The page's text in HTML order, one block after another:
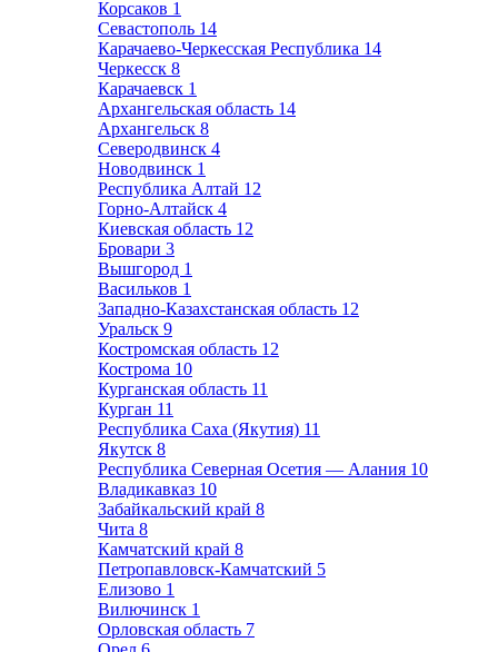
Корсаков 1
Севастополь 14
Карачаево-Черкесская Республика 14
Черкесск 8
Карачаевск 1
Архангельская область 14
Архангельск 8
Северодвинск 4
Новодвинск 1
Республика Алтай 12
Горно-Алтайск 4
Киевская область 12
Бровари 3
Вышгород 1
Васильков 1
Западно-Казахстанская область 12
Уральск 9
Костромская область 12
Кострома 10
Курганская область 11
Курган 11
Республика Саха (Якутия) 11
Якутск 8
Республика Северная Осетия — Алания 10
Владикавказ 10
Забайкальский край 8
Чита 8
Камчатский край 8
Петропавловск-Камчатский 5
Елизово 1
Вилючинск 1
Орловская область 7